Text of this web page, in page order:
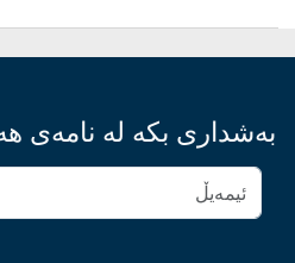
بەشداری بکە لە نامەی